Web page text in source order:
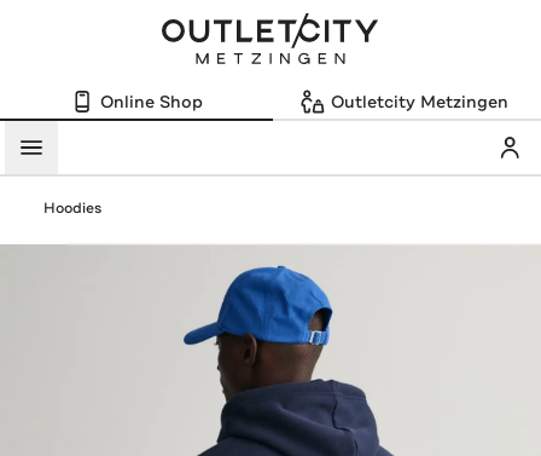
Online Shop Outletcity Metzingen
Menü
Hoodies